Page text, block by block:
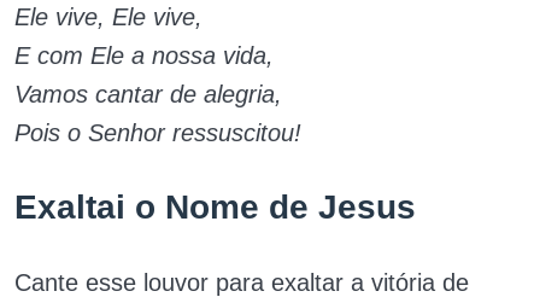
Ele vive, Ele vive,
E com Ele a nossa vida,
Vamos cantar de alegria,
Pois o Senhor ressuscitou!
Exaltai o Nome de Jesus
Cante esse louvor para exaltar a vitória de